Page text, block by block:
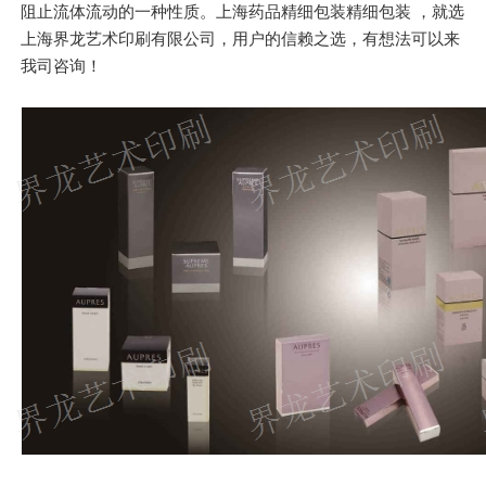
阻止流体流动的一种性质。上海药品精细包装精细包装 ，就选
上海界龙艺术印刷有限公司，用户的信赖之选，有想法可以来
我司咨询！